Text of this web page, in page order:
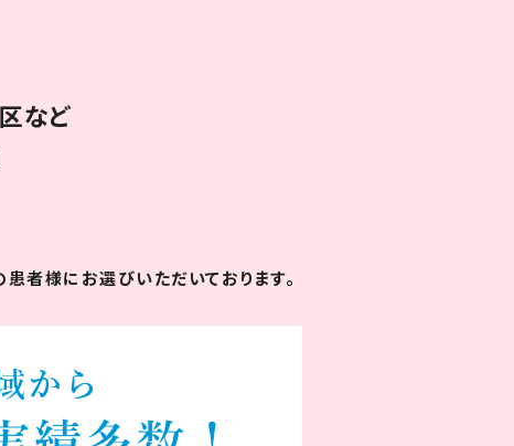
など
者様にお選びいただいております。